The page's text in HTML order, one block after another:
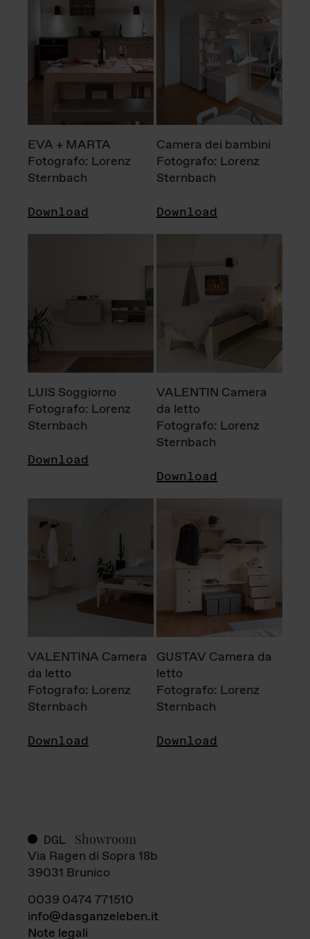
EVA + MARTA
Fotografo: Lorenz
Sternbach
Download
Camera dei bambini
Fotografo: Lorenz
Sternbach
Download
LUIS Soggiorno
Fotografo: Lorenz
Sternbach
Download
VALENTIN Camera
da letto
Fotografo: Lorenz
Sternbach
Download
VALENTINA Camera
da letto
Fotografo: Lorenz
Sternbach
Download
GUSTAV Camera da
letto
Fotografo: Lorenz
Sternbach
Download
DGL Showroom
Via Ragen di Sopra 18b
39031 Brunico
0039 0474 771510
info@dasganzeleben.it
Note legali